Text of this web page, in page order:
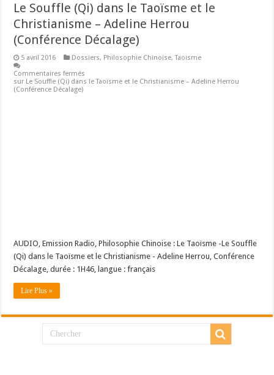
Le Souffle (Qi) dans le Taoïsme et le
Christianisme – Adeline Herrou
(Conférence Décalage)
5 avril 2016 Dossiers, Philosophie Chinoise,Taoisme
Commentaires fermés
sur Le Souffle (Qi) dans le Taoïsme et le Christianisme – Adeline Herrou
(Conférence Décalage)
AUDIO, Emission Radio, Philosophie Chinoise : Le Taoïsme -Le Souffle
(Qi) dans le Taoïsme et le Christianisme - Adeline Herrou, Conférence
Décalage, durée : 1H46, langue : français
Lire Plus »